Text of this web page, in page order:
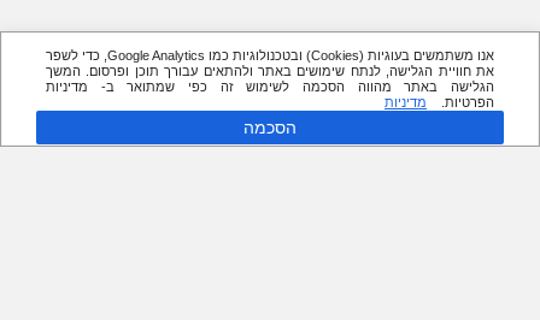
אנו משתמשים בעוגיות (Cookies) ובטכנולוגיות כמו Google Analytics, כדי לשפר
את חוויית הגלישה, לנתח שימושים באתר ולהתאים עבורך תוכן ופרסום. המשך
הגלישה באתר מהווה הסכמה לשימוש זה כפי שמתואר ב- מדיניות
הפרטיות.
מדיניות
הסכמה